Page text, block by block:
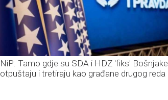
NiP: Tamo gdje su SDA i HDZ 'fiks' Bošnjake
otpuštaju i tretiraju kao građane drugog reda